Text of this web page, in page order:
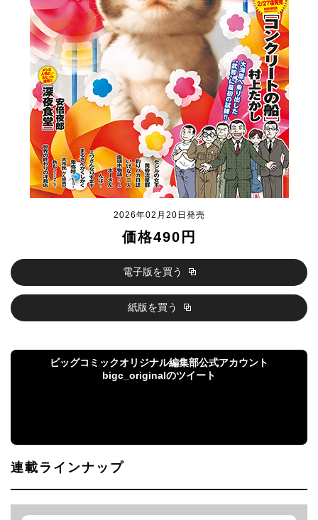
2026年02月20日発売
価格490円
電子版を買う
紙版を買う
ビッグコミックオリジナル編集部公式アカウント
bigc_originalのツイート
連載ラインナップ